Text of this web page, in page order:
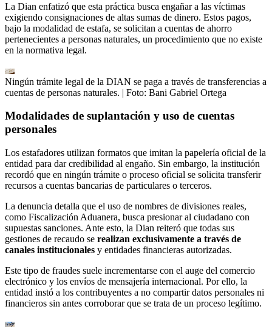
La Dian enfatizó que esta práctica busca engañar a las víctimas
exigiendo consignaciones de altas sumas de dinero. Estos pagos,
bajo la modalidad de estafa, se solicitan a cuentas de ahorro
pertenecientes a personas naturales, un procedimiento que no existe
en la normativa legal.
Ningún trámite legal de la DIAN se paga a través de transferencias a
cuentas de personas naturales. | Foto: Bani Gabriel Ortega
Modalidades de suplantación y uso de cuentas
personales
Los estafadores utilizan formatos que imitan la papelería oficial de la
entidad para dar credibilidad al engaño. Sin embargo, la institución
recordó que en ningún trámite o proceso oficial se solicita transferir
recursos a cuentas bancarias de particulares o terceros.
La denuncia detalla que el uso de nombres de divisiones reales,
como Fiscalización Aduanera, busca presionar al ciudadano con
supuestas sanciones. Ante esto, la Dian reiteró que todas sus
gestiones de recaudo se realizan exclusivamente a través de
canales institucionales y entidades financieras autorizadas.
Este tipo de fraudes suele incrementarse con el auge del comercio
electrónico y los envíos de mensajería internacional. Por ello, la
entidad instó a los contribuyentes a no compartir datos personales ni
financieros sin antes corroborar que se trata de un proceso legítimo.